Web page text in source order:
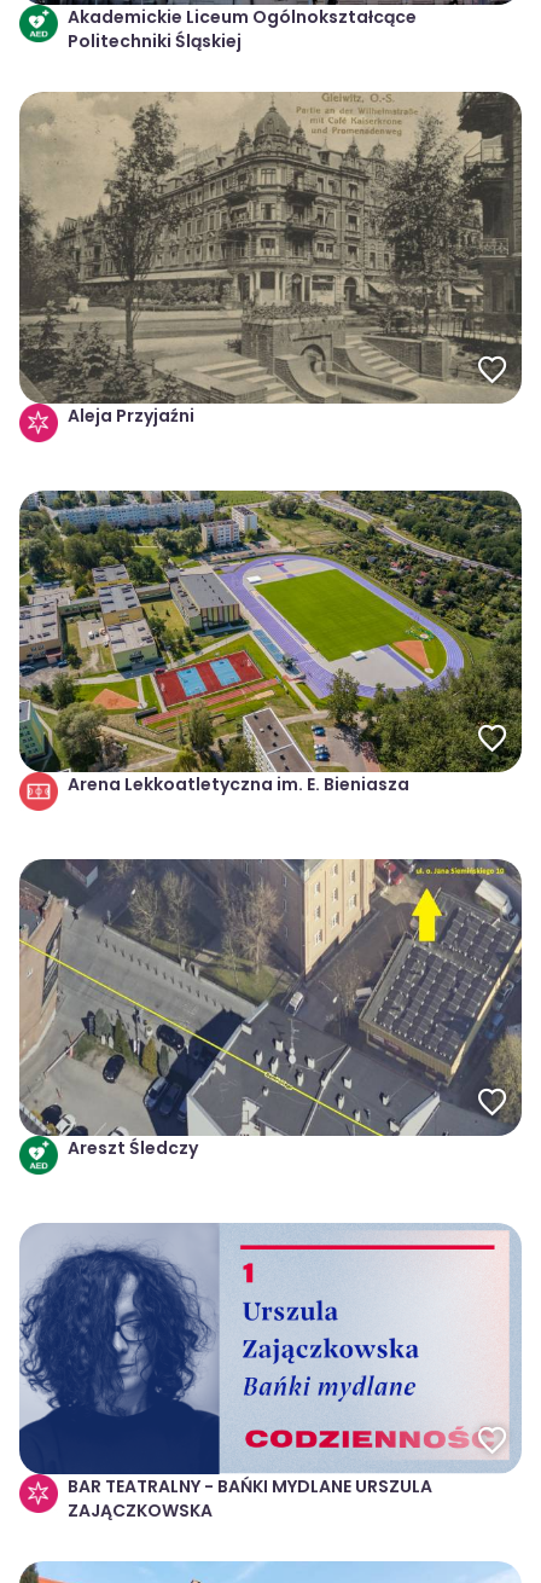
Akademickie Liceum Ogólnokształcące
Politechniki Śląskiej
Aleja Przyjaźni
Arena Lekkoatletyczna im. E. Bieniasza
Areszt Śledczy
BAR TEATRALNY - BAŃKI MYDLANE URSZULA
ZAJĄCZKOWSKA